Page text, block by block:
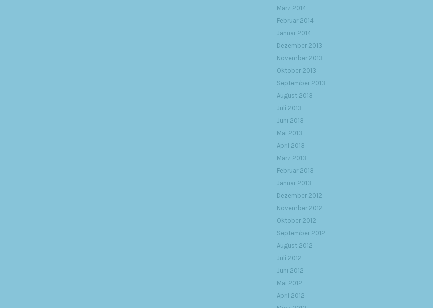
März 2014
Februar 2014
Januar 2014
Dezember 2013
November 2013
Oktober 2013
September 2013
August 2013
Juli 2013
Juni 2013
Mai 2013
April 2013
März 2013
Februar 2013
Januar 2013
Dezember 2012
November 2012
Oktober 2012
September 2012
August 2012
Juli 2012
Juni 2012
Mai 2012
April 2012